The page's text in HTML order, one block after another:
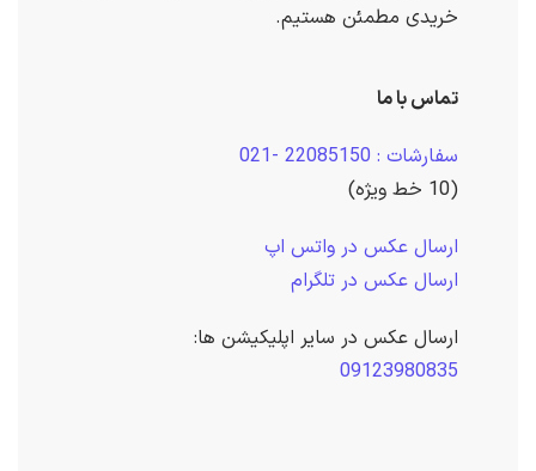
خریدی مطمئن هستیم.
تماس با ما
سفارشات : 22085150 -021
(10 خط ویژه)
ارسال عکس در واتس اپ
ارسال عکس در تلگرام
ارسال عکس در سایر اپلیکیشن ها:
09123980835